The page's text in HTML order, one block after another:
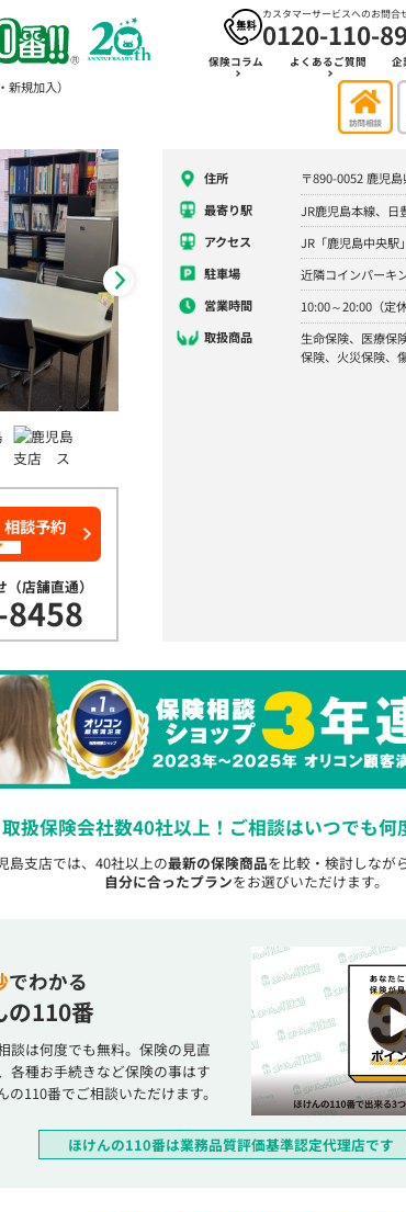
カスタマーサービスへのお問合
0120-110-
保険コラム よくあるご質問 企
規加入）
店舗直通）
談予約
住所
〒890-0052 鹿児
最寄り駅
JR鹿児島本線、日
アクセス
JR「鹿児島中央駅
駐車場
近隣コインパーキ
営業時間
10:00～20:00（定
取扱商品
生命保険、医療保
保険、火災保険、
取扱保険会社数40社以上！ ご相談はいつでも何
島支店では、40社以上の最新の保険商品を比較・検討しなが
自分に合ったプランをお選びいただけます。
でわかる
の110番
談は何度でも無料。保険の見直
各種お手続きなど保険の事はす
の110番でご相談いただけます。
ほけんの110番は業務品質評価基準認定代理店です